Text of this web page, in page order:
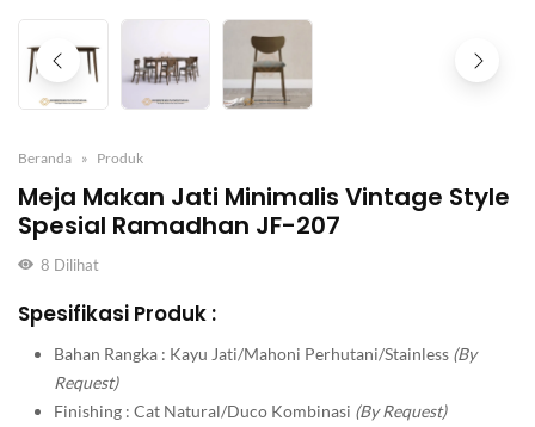
Beranda Produk
Meja Makan Jati Minimalis Vintage Style
Spesial Ramadhan JF-207
8 Dilihat
Spesifikasi Produk :
Bahan Rangka : Kayu Jati/Mahoni Perhutani/Stainless (By
Request)
Finishing : Cat Natural/Duco Kombinasi (By Request)